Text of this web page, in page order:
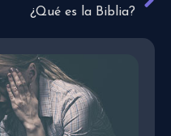
¿Qué es la Biblia?